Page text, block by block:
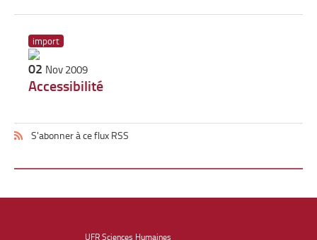
import
02 Nov 2009
Accessibilité
S'abonner à ce flux RSS
UFR Sciences Humaines